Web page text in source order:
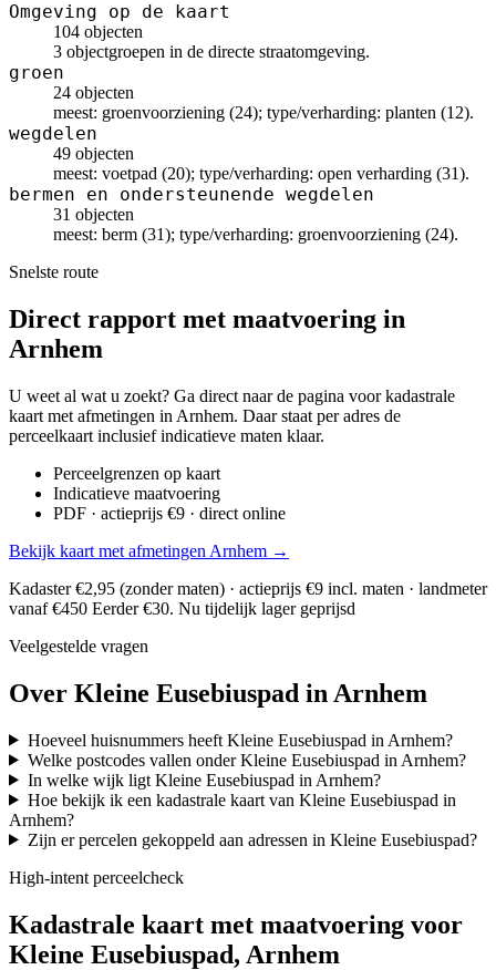
Omgeving op de kaart
104 objecten
3 objectgroepen in de directe straatomgeving.
groen
24 objecten
meest: groenvoorziening (24); type/verharding: planten (12).
wegdelen
49 objecten
meest: voetpad (20); type/verharding: open verharding (31).
bermen en ondersteunende wegdelen
31 objecten
meest: berm (31); type/verharding: groenvoorziening (24).
Snelste route
Direct rapport met maatvoering in
Arnhem
U weet al wat u zoekt? Ga direct naar de pagina voor kadastrale
kaart met afmetingen in Arnhem. Daar staat per adres de
perceelkaart inclusief indicatieve maten klaar.
Perceelgrenzen op kaart
Indicatieve maatvoering
PDF · actieprijs €9 · direct online
Bekijk kaart met afmetingen Arnhem →
Kadaster €2,95 (zonder maten) · actieprijs €9 incl. maten · landmeter
vanaf €450 Eerder €30. Nu tijdelijk lager geprijsd
Veelgestelde vragen
Over Kleine Eusebiuspad in Arnhem
Hoeveel huisnummers heeft Kleine Eusebiuspad in Arnhem?
Welke postcodes vallen onder Kleine Eusebiuspad in Arnhem?
In welke wijk ligt Kleine Eusebiuspad in Arnhem?
Hoe bekijk ik een kadastrale kaart van Kleine Eusebiuspad in
Arnhem?
Zijn er percelen gekoppeld aan adressen in Kleine Eusebiuspad?
High-intent perceelcheck
Kadastrale kaart met maatvoering voor
Kleine Eusebiuspad, Arnhem